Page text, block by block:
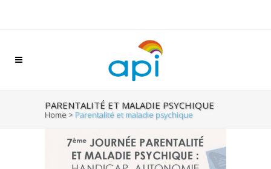
PARENTALITÉ ET MALADIE PSYCHIQUE
Home > Parentalité et maladie psychique